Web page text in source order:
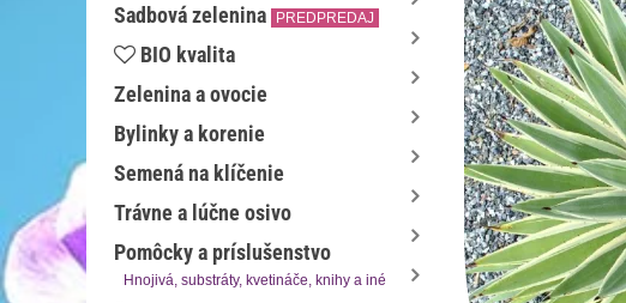
Sadbová zelenina PREDPREDAJ
BIO kvalita
Zelenina a ovocie
Bylinky a korenie
Semená na klíčenie
Trávne a lúčne osivo
Pomôcky a príslušenstvo
Hnojivá, substráty, kvetináče, knihy a iné